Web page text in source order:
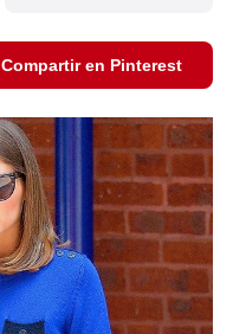
Compartir en Pinterest